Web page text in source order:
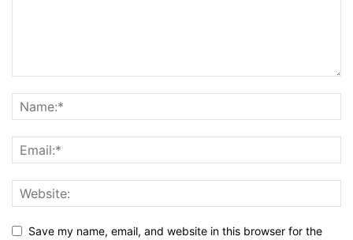
Save my name, email, and website in this browser for the